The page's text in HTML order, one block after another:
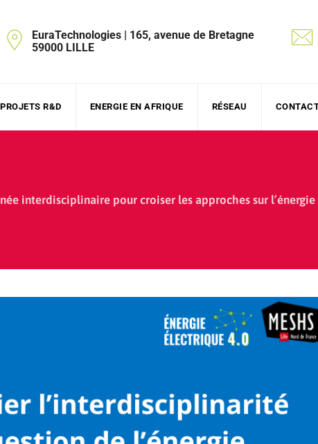
EuraTechnologies | 165, avenue de Bretagne
59000 LILLE
PROJETS R&D ENERGIE EN AFRIQUE RÉSEAU
interdisciplinaire pour croiser les approches sur l’énergie